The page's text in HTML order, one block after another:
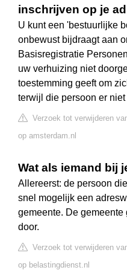
inschrijven op je
U kunt een 'bestuurlijke
onbewust bijdraagt aan
Basisregistratie
uw verhuizing niet
toestemming geeft om
terwijl die persoon er niet
Verzoek tot verwijderen
op amsterdam.nl
Wat als iemand bij
Allereerst: de persoon
snel mogelijk een
gemeente. De
door.
Verzoek tot verwijderen
op belastingdienst.nl